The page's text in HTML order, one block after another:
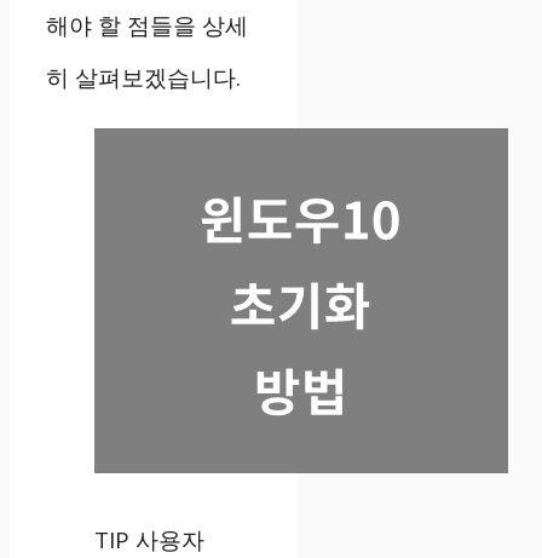
해야 할 점들을 상세
히 살펴보겠습니다.
TIP 사용자